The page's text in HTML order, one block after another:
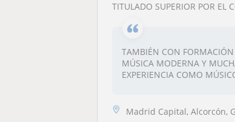
TITULADO SUPERIOR POR EL CONSERVATORIO, LENGUAJE MUSICAL Y
TAMBIÉN CON FORMACIÓN
MÚSICA MODERNA Y
EXPERIENCIA COMO
Madrid Capital, Alcorcón, Getafe, Leganés,